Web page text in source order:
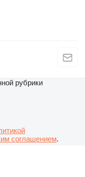
рубрики
соглашением.